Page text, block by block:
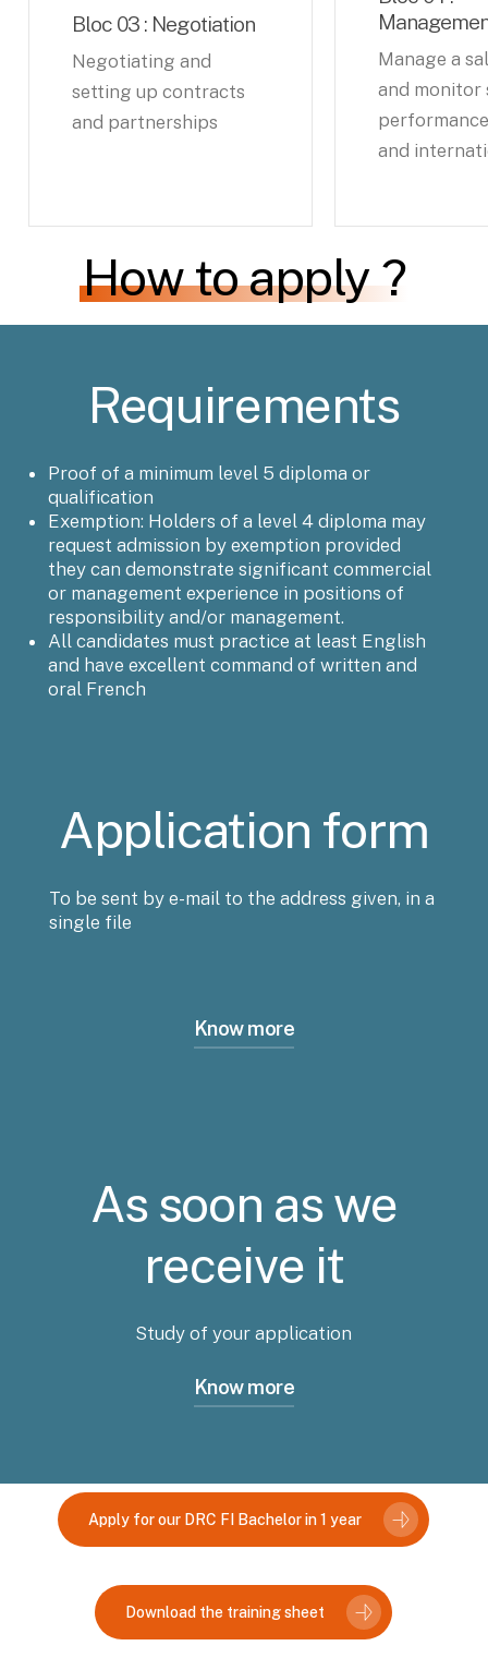
Bloc 03 : Negotiation
Negotiating and
setting up contracts
and partnerships
Manage a
and monitor
and
How to apply ?
Requirements
Proof of a minimum level 5 diploma or
qualification
Exemption: Holders of a level 4 diploma may
request admission by exemption provided
they can demonstrate significant commercial
or management experience in positions of
responsibility and/or management.
All candidates must practice at least English
and have excellent command of written and
oral French
Application form
To be sent by e-mail to the address given, in a
single file
Know more
As soon as we
receive it
Study of your application
Know more
Apply for our DRC FI Bachelor in 1 year
Download the training sheet